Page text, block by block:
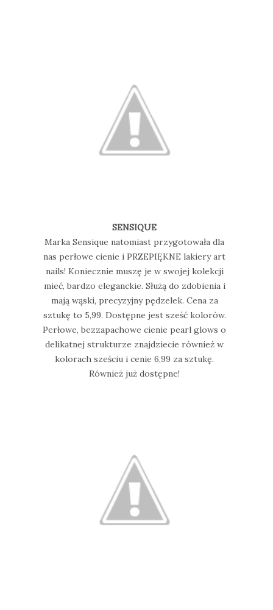
SENSIQUE
Marka Sensique natomiast przygotowała dla
nas perłowe cienie i PRZEPIĘKNE lakiery art
nails! Koniecznie muszę je w swojej kolekcji
mieć, bardzo eleganckie. Służą do zdobienia i
mają wąski, precyzyjny pędzelek. Cena za
sztukę to 5,99. Dostępne jest sześć kolorów.
Perłowe, bezzapachowe cienie pearl glows o
delikatnej strukturze znajdziecie również w
kolorach sześciu i cenie 6,99 za sztukę.
Również już dostępne!